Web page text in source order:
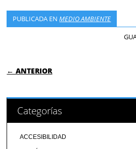
PUBLICADA ENMEDIO AMBIENTE
NAVEGACIÓN DE
← ANTERIOR
Categorías
ACCESIBILIDAD